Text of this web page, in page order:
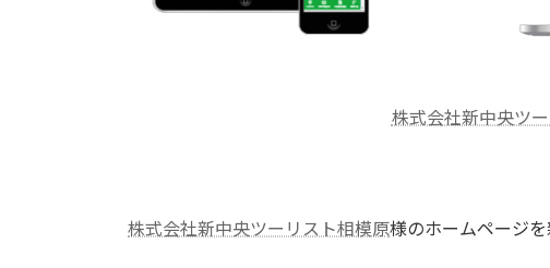
株式会社新中央ツ
株式会社新中央ツーリスト相模原様のホームページを